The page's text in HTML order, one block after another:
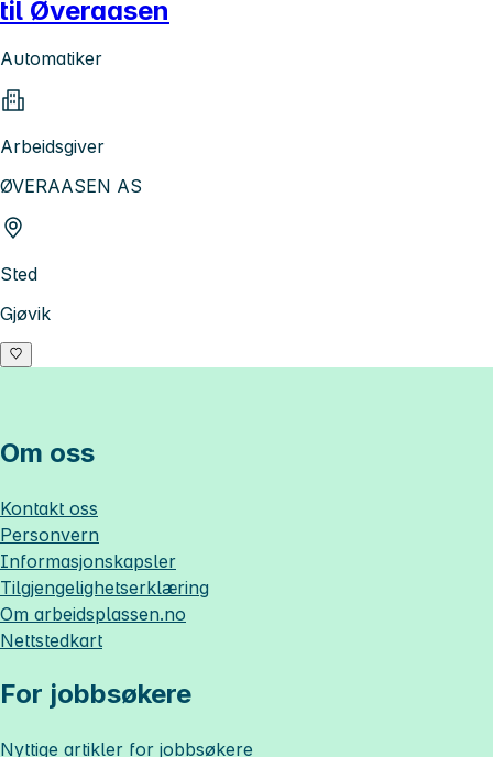
til Øveraasen
Automatiker
Arbeidsgiver
ØVERAASEN AS
Sted
Gjøvik
Om oss
Kontakt oss
Personvern
Informasjonskapsler
Tilgjengelighetserklæring
Om arbeidsplassen.no
Nettstedkart
For jobbsøkere
Nyttige artikler for jobbsøkere